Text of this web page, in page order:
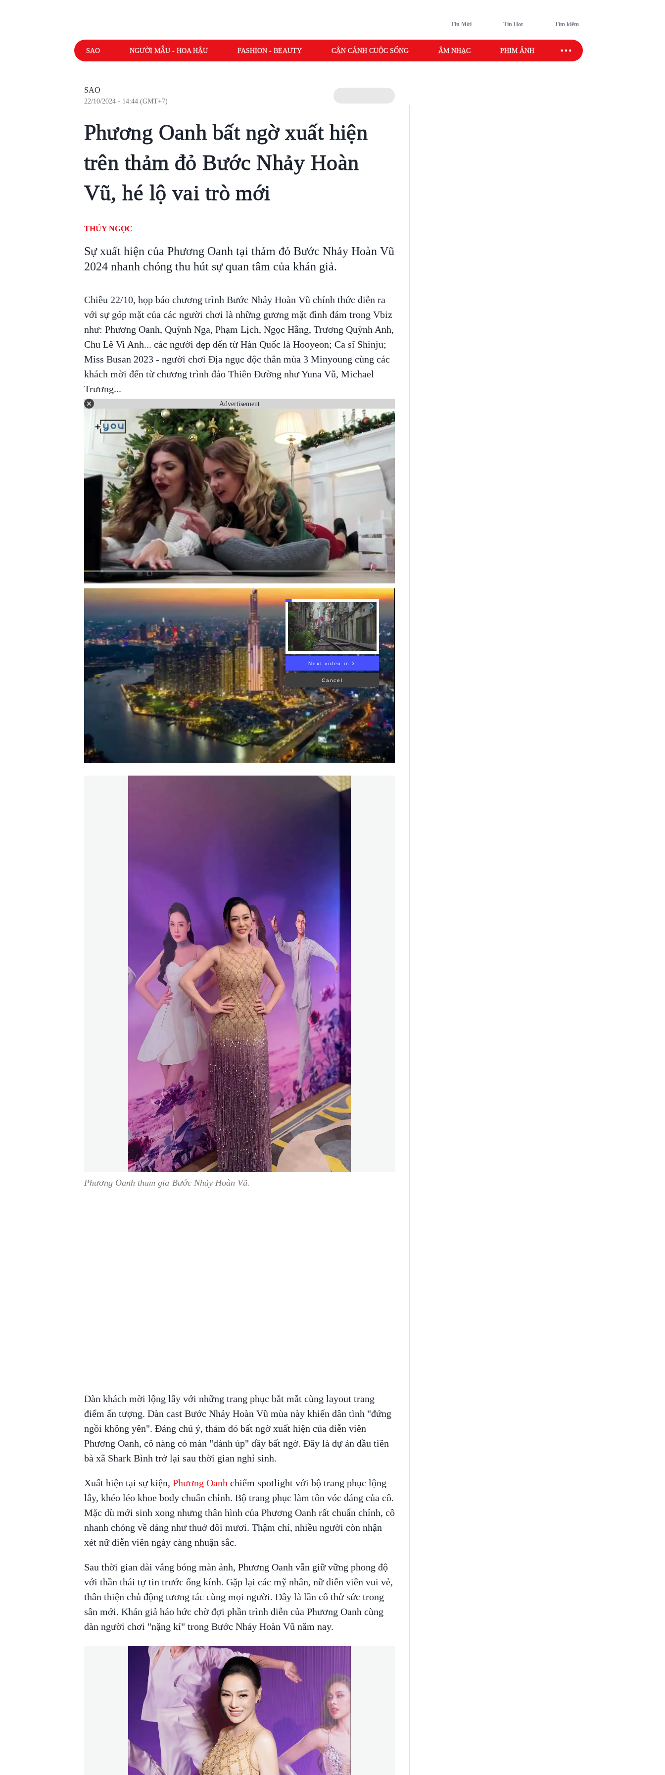
Tin Mới Tin Hot Tìm kiếm
SAO NGƯỜI MẪU - HOA HẬU FASHION - BEAUTY CẬN CẢNH CUỘC SỐNG ÂM NHẠC PHIM ẢNH SAO SPORT
SAO
22/10/2024 - 14:44 (GMT+7)
Phương Oanh bất ngờ xuất hiện
trên thảm đỏ Bước Nhảy Hoàn
Vũ, hé lộ vai trò mới
THÚY NGỌC
Sự xuất hiện của Phương Oanh tại thảm đỏ Bước Nhảy Hoàn Vũ
2024 nhanh chóng thu hút sự quan tâm của khán giả.
Chiều 22/10, họp báo chương trình Bước Nhảy Hoàn Vũ chính thức diễn ra
với sự góp mặt của các người chơi là những gương mặt đình đám trong Vbiz
như: Phương Oanh, Quỳnh Nga, Phạm Lịch, Ngọc Hằng, Trương Quỳnh Anh,
Chu Lê Vi Anh... các người đẹp đến từ Hàn Quốc là Hooyeon; Ca sĩ Shinju;
Miss Busan 2023 - người chơi Địa ngục độc thân mùa 3 Minyoung cùng các
khách mời đến từ chương trình đảo Thiên Đường như Yuna Vũ, Michael
Trương...
Advertisement
Next video in 2
Cancel
Phương Oanh tham gia Bước Nhảy Hoàn Vũ.
Dàn khách mời lộng lẫy với những trang phục bắt mắt cùng layout trang
điểm ấn tượng. Dàn cast Bước Nhảy Hoàn Vũ mùa này khiến dân tình "đứng
ngồi không yên". Đáng chú ý, thảm đỏ bất ngờ xuất hiện của diễn viên
Phương Oanh, cô nàng có màn "đánh úp" đầy bất ngờ. Đây là dự án đầu tiên
bà xã Shark Bình trở lại sau thời gian nghỉ sinh.
Xuất hiện tại sự kiện, Phương Oanh chiếm spotlight với bộ trang phục lộng
lẫy, khéo léo khoe body chuẩn chỉnh. Bộ trang phục làm tôn vóc dáng của cô.
Mặc dù mới sinh xong nhưng thân hình của Phương Oanh rất chuẩn chỉnh, cô
nhanh chóng về dáng như thuở đôi mươi. Thậm chí, nhiều người còn nhận
xét nữ diễn viên ngày càng nhuận sắc.
Sau thời gian dài vắng bóng màn ảnh, Phương Oanh vẫn giữ vững phong độ
với thần thái tự tin trước ống kính. Gặp lại các mỹ nhân, nữ diễn viên vui vẻ,
thân thiện chủ động tương tác cùng mọi người. Đây là lần cô thử sức trong
sân mới. Khán giả háo hức chờ đợi phần trình diễn của Phương Oanh cùng
dàn người chơi "nặng kí" trong Bước Nhảy Hoàn Vũ năm nay.